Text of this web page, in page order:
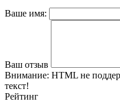
Ваше имя:
Ваш отзыв
Внимание: HTML не
текст!
Рейтинг